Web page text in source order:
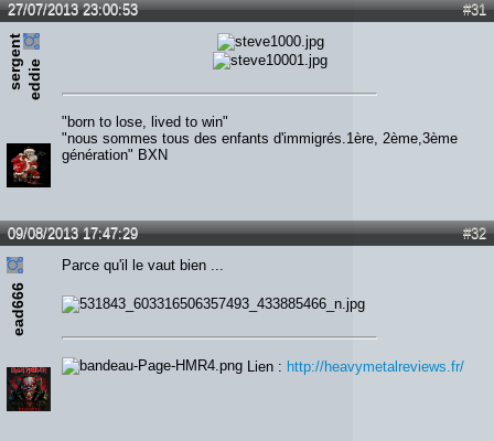
#31
27/07/2013 23:00:53
s
e
rg
e
n
t
e
d
d
ie
"born to lose, lived to win"
"nous sommes tous des enfants d'immigrés.1ère, 2ème,3ème
génération" BXN
#32
09/08/2013 17:47:29
ead666
Parce qu'il le vaut bien ...
Lien : http://heavymetalreviews.fr/